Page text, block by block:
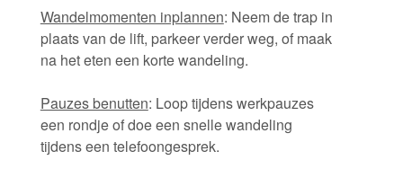
Wandelmomenten inplannen: Neem de trap in
plaats van de lift, parkeer verder weg, of maak
na het eten een korte wandeling.
Pauzes benutten: Loop tijdens werkpauzes
een rondje of doe een snelle wandeling
tijdens een telefoongesprek.